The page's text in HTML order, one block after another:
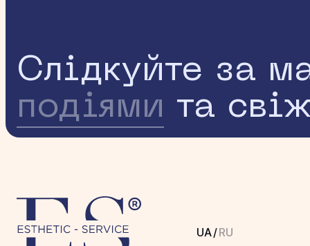
Слідкуйте за
подіями та
UA/RU